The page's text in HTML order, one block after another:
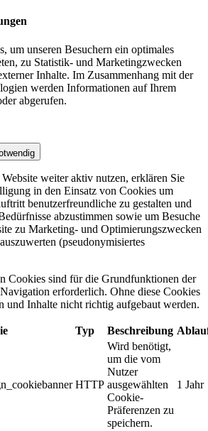
um unseren Besuchern ein optimales
zu Statistik- und Marketingzwecken
Inhalte. Im Zusammenhang mit der
werden Informationen auf Ihrem
abgerufen.
weiter aktiv nutzen, erklären Sie
in den Einsatz von Cookies um
benutzerfreundliche zu gestalten und
abzustimmen sowie um Besuche
zu Marketing- und Optimierungszwecken
(pseudonymisiertes
Cookies sind für die Grundfunktionen der
erforderlich. Ohne diese Cookies
und Inhalte nicht richtig aufgebaut werden.
Typ Beschreibung
HTTP
Wird benötigt,
um die vom
Nutzer
ausgewählten
Cookie-
Präferenzen zu
speichern.
1 Jahr